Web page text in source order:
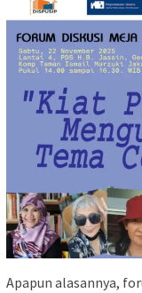
Apapun alasannya,